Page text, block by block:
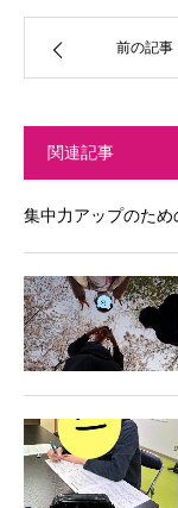
前の記事
関連記事
集中力アップのため